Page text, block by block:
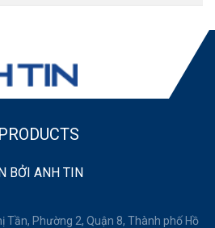
BỞI ANH TIN
Tần, Phường 2, Quận 8, Thành phố Hồ